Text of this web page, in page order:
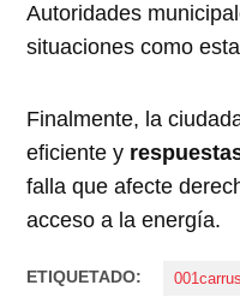
Autoridades
situaciones como
Finalmente, la
eficiente y
falla que afecte
acceso a la energía.
ETIQUETADO: